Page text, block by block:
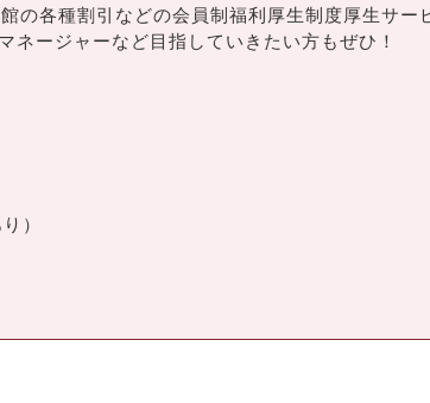
の各種割引などの会員制福利厚生制度厚生サー
ネージャーなど目指していきたい方もぜひ！
）